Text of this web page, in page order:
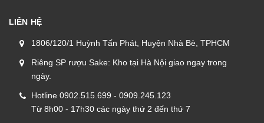
LIÊN HỆ
1806/120/1 Huỳnh Tấn Phát, Huyện Nhà Bè, TPHCM
Riêng SP rượu Sake: Kho tại Hà Nội giao ngay trong
ngày.
Hotline 0902.515.699 - 0909.245.123
Từ 8h00 - 17h30 các ngày thứ 2 đến thứ 7